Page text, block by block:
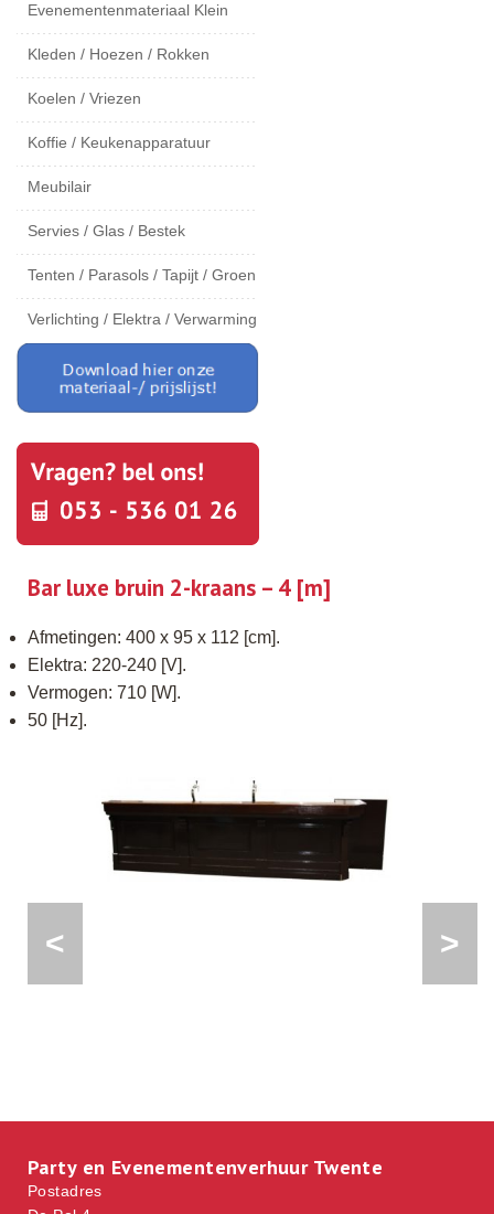
Evenementenmateriaal Klein
Kleden / Hoezen / Rokken
Koelen / Vriezen
Koffie / Keukenapparatuur
Meubilair
Servies / Glas / Bestek
Tenten / Parasols / Tapijt / Groen
Verlichting / Elektra / Verwarming
Bar luxe bruin 2-kraans – 4 [m]
Afmetingen: 400 x 95 x 112 [cm].
Elektra: 220-240 [V].
Vermogen: 710 [W].
50 [Hz].
< >
Party en Evenementenverhuur Twente
Postadres